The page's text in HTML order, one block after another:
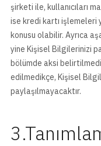
şirketi ile, kullanıcıları
ise kredi kartı işlemeleri
konusu olabilir. Ayrıca
yine Kişisel Bilgilerinizi
bölümde aksi
edilmedikçe, Kişisel
paylaşılmayacaktır.